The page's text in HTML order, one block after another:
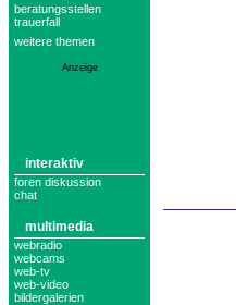
beratungsstellen
trauerfall
weitere themen
Anzeige
interaktiv
foren diskussion
chat
multimedia
webradio
webcams
web-tv
web-video
bildergalerien